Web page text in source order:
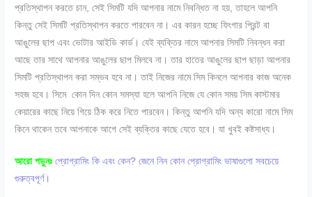
প্রতিস্থাপন করতে চান, সেই সিমটি যদি আপনার নামে নিবন্ধিত না হয়, তাহলে আপনি
কিন্তু সেই সিমটি প্রতিস্থাপন করতে পারবেন না। এর কারন হচ্ছে ফিংগার প্রিন্ট বা
আঙুলের ছাপ এবং ভোটার আইডি কার্ড। যেই ব্যক্তির নামে আপনার সিমটি নিবন্ধন করা
আছে তার সাথে আপনার আঙুলের ছাপ মিলবে না। তার হাতের আঙুলের ছাপ ছাড়া আপনার
সিমটি প্রতিস্থাপন করা সম্ভব হবে না। তাই নিজের নামে সিম কিনলে আপনার কাজ অনেক
সহজ হবে। সিমে কোন দিন কোন সমস্যা হলে আপনি নিজে যে কোন সময় সিম কাস্টমার
কেয়ারের কাছে নিয়ে গিয়ে ঠিক করে নিতে পারবেন। কিন্তু আপনি যদি অন্য কারো নামে সিম
কিনে থাকেন তবে আপনাকে আগে সেই ব্যক্তির কাছে যেতে হবে। যা খুবই কষ্টসাধ্য।
আরো পড়ুনঃপ্রোগ্রামিং কি এবং কেন? জেনে নিন কোন প্রোগ্রামিং ভাষাগুলো সবচেয়ে
গুরুত্বপূর্ণ।